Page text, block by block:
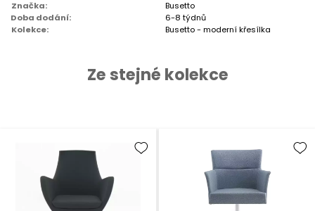
Značka:
Busetto
Doba dodání:
6-8 týdnů
Kolekce:
Busetto - moderní křesílka
Ze stejné kolekce